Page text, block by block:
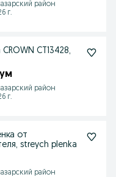
район
г.
CT13428,
район
г.
от
streych plenka
район